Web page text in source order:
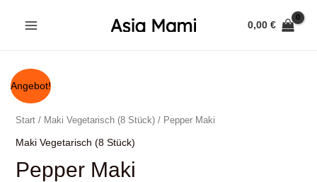
0,00€
Angebot!
Start/ Maki Vegetarisch (8 Stück)/ Pepper Maki
Maki Vegetarisch (8 Stück)
Pepper Maki